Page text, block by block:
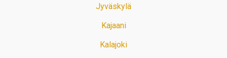
Jyväskylä
Kajaani
Kalajoki